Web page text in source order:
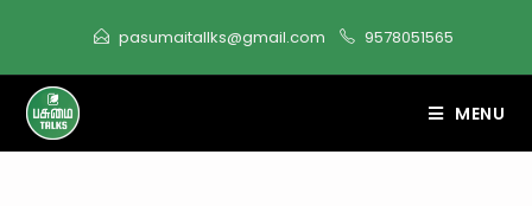
pasumaitallks@gmail.com 9578051565
MENU